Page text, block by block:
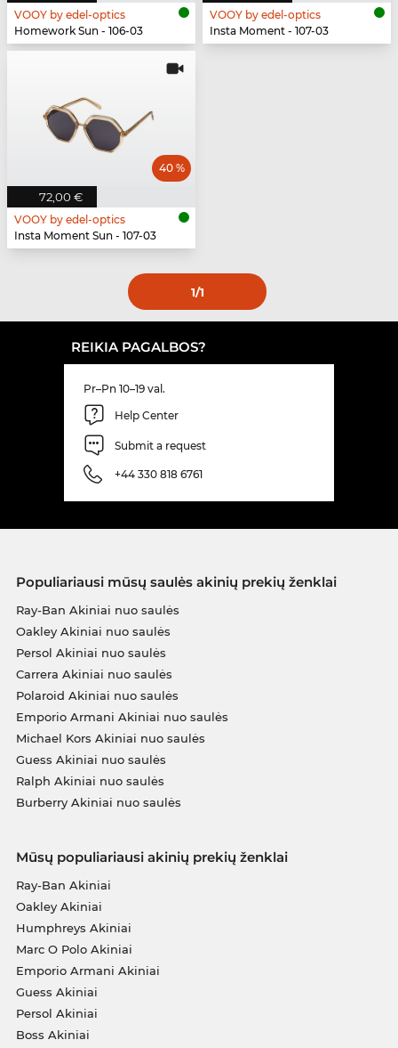
VOOY by edel-optics
Homework Sun - 106-03
VOOY by edel-optics
Insta Moment - 107-03
72,00 €
40 %
VOOY by edel-optics
Insta Moment Sun - 107-03
1/1
REIKIA PAGALBOS?
Pr–Pn 10–19 val.
Help Center
Submit a request
+44 330 818 6761
Populiariausi mūsų saulės akinių prekių ženklai
Ray-Ban Akiniai nuo saulės
Oakley Akiniai nuo saulės
Persol Akiniai nuo saulės
Carrera Akiniai nuo saulės
Polaroid Akiniai nuo saulės
Emporio Armani Akiniai nuo saulės
Michael Kors Akiniai nuo saulės
Guess Akiniai nuo saulės
Ralph Akiniai nuo saulės
Burberry Akiniai nuo saulės
Mūsų populiariausi akinių prekių ženklai
Ray-Ban Akiniai
Oakley Akiniai
Humphreys Akiniai
Marc O Polo Akiniai
Emporio Armani Akiniai
Guess Akiniai
Persol Akiniai
Boss Akiniai